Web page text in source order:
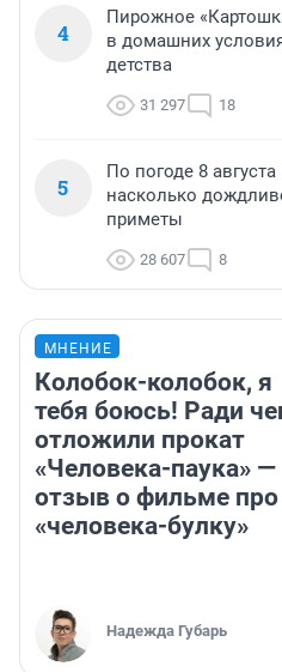
4
Пирожное
в домашних
детства
31 297 18
5
По погоде 8
насколько
приметы
28 607 8
МНЕНИЕ
Колобок-колобок, я
тебя боюсь! Ради
отложили прокат
«Человека-паука» —
отзыв о фильме про
«человека-булку»
Надежда Губарь